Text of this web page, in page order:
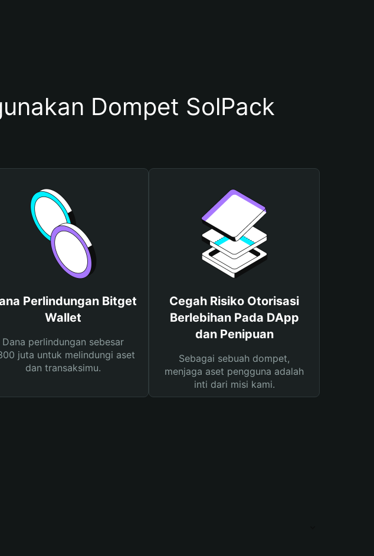
Dompet SolPack
Perlindungan Bitget
Wallet
Dana perlindungan sebesar
juta untuk melindungi aset
dan transaksimu.
Cegah Risiko Otorisasi
Berlebihan Pada DApp
dan Penipuan
Sebagai sebuah dompet,
menjaga aset pengguna adalah
inti dari misi kami.